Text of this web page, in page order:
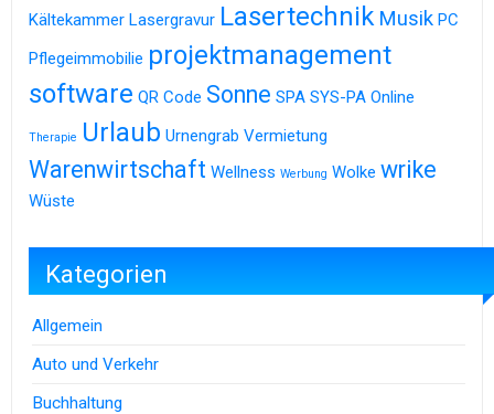
Kältekammer Lasergravur Lasertechnik Musik PC
Pflegeimmobilie projektmanagement
software QR Code Sonne SPA SYS-PA Online
Therapie Urlaub Urnengrab Vermietung
Warenwirtschaft Wellness Werbung Wolke wrike
Wüste
Kategorien
Allgemein
Auto und Verkehr
Buchhaltung